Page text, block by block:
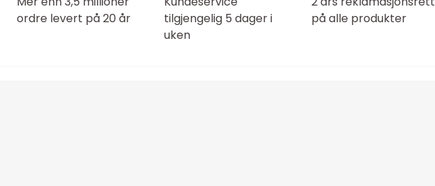
ordre levert på 20 år
tilgjengelig 5 dager i
uken
på alle produkter